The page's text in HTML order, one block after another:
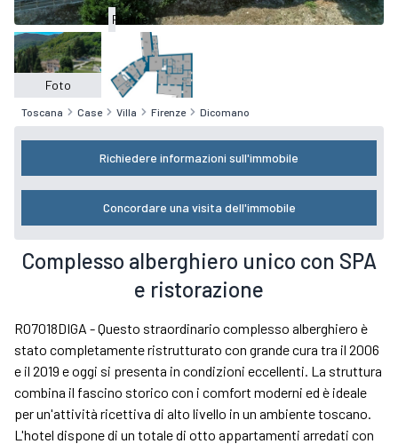
Foto
Piante
Toscana Case Villa Firenze Dicomano
Complesso alberghiero unico con SPA
e ristorazione
R07018DIGA - Questo straordinario complesso alberghiero è
stato completamente ristrutturato con grande cura tra il 2006
e il 2019 e oggi si presenta in condizioni eccellenti. La struttura
combina il fascino storico con i comfort moderni ed è ideale
per un'attività ricettiva di alto livello in un ambiente toscano.
L'hotel dispone di un totale di otto appartamenti arredati con
Richiedere informazioni sull'immobile
Concordare una visita dell'immobile